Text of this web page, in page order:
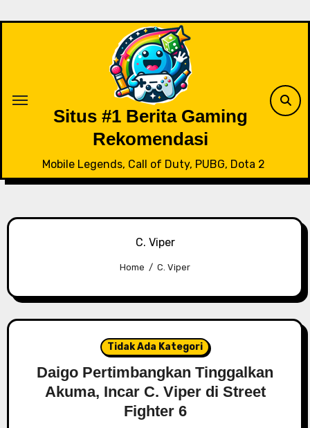
Situs #1 Berita Gaming
Rekomendasi
Mobile Legends, Call of Duty, PUBG, Dota 2
C. Viper
Home C. Viper
Tidak Ada Kategori
Daigo Pertimbangkan Tinggalkan
Akuma, Incar C. Viper di Street
Fighter 6